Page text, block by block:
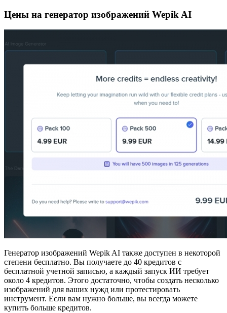
Цены на генератор изображений Wepik AI
Генератор изображений Wepik AI также доступен в некоторой
степени бесплатно. Вы получаете до 40 кредитов с
бесплатной учетной записью, а каждый запуск ИИ требует
около 4 кредитов. Этого достаточно, чтобы создать несколько
изображений для ваших нужд или протестировать
инструмент. Если вам нужно больше, вы всегда можете
купить больше кредитов.